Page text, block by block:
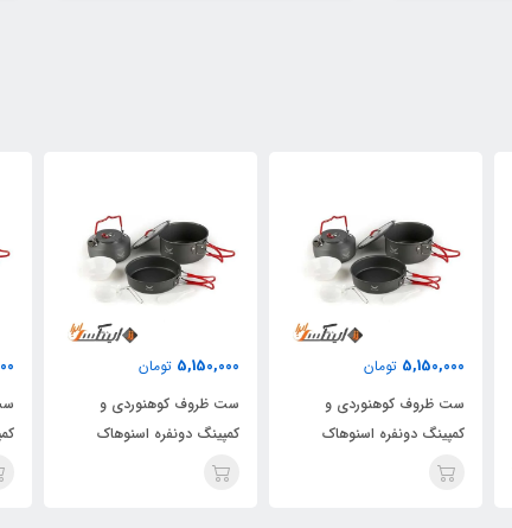
5,150,000 تومان
ست ظروف کوهنوردی و
کمپینگ دونفره اسنوهاک
5,150,000 تومان
ست ظروف کوهنوردی و
کمپینگ دونفره اسنوهاک